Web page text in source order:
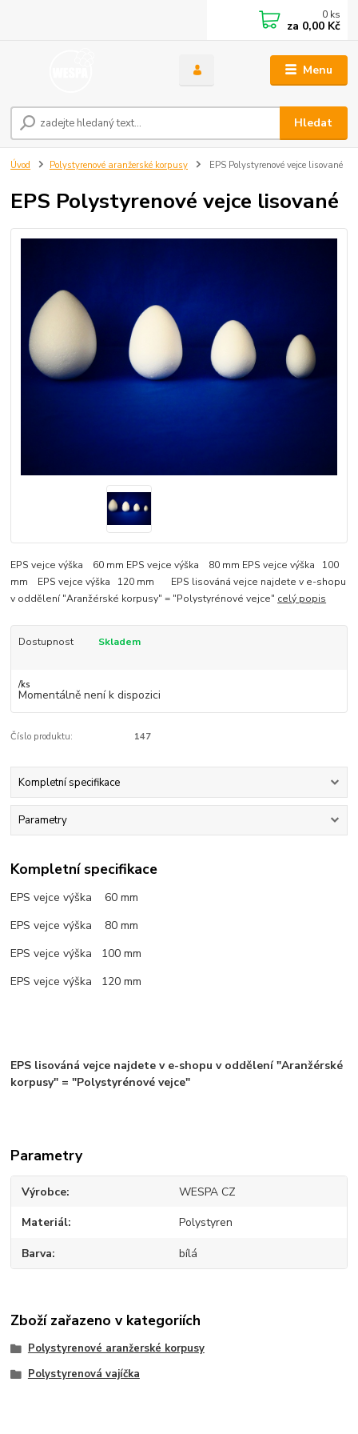
Menu
Hledat
0 ks
za 0,00 Kč
Úvod Polystyrenové aranžerské korpusy EPS Polystyrenové vejce lisované
EPS Polystyrenové vejce lisované
EPS vejce výška 60 mm EPS vejce výška 80 mm EPS vejce výška 100
mm EPS vejce výška 120 mm EPS lisováná vejce najdete v e-shopu
v oddělení "Aranžérské korpusy" = "Polystyrénové vejce" celý popis
Dostupnost Skladem
/ks
Momentálně není k dispozici
Číslo produktu: 147
Kompletní specifikace
Parametry
Kompletní specifikace
EPS vejce výška 60 mm
EPS vejce výška 80 mm
EPS vejce výška 100 mm
EPS vejce výška 120 mm
EPS lisováná vejce najdete v e-shopu v oddělení "Aranžérské
korpusy" = "Polystyrénové vejce"
Parametry
Výrobce WESPA CZ
Materiál Polystyren
Barva bílá
Zboží zařazeno v kategoriích
Polystyrenové aranžerské korpusy
Polystyrenová vajíčka